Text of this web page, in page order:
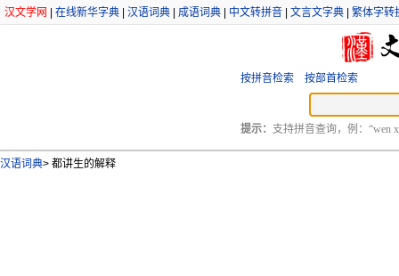
汉文学网 在线新华字典 汉语词典 成语词典 中文转拼音 文言文字典 繁体字转
按拼音检索 按部首检索
提示： 支持拼音查询，例：“wen
汉语词典> 都讲生的解释